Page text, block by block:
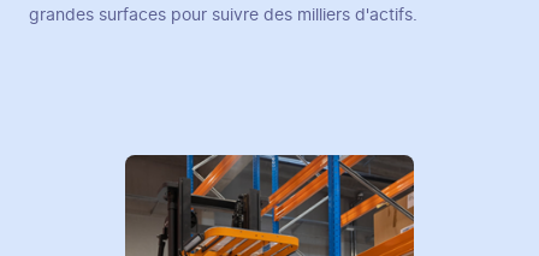
grandes surfaces pour suivre des milliers d'actifs.